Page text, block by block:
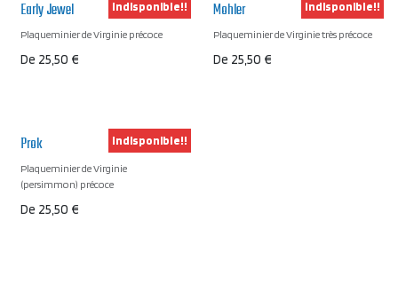
Early Jewel
Plaqueminier de Virginie précoce
De 25,50 €
Indisponible!! Mohler
Plaqueminier de Virginie très précoce
De 25,50 €
Indisponible!!
Prok
Plaqueminier de Virginie
(persimmon) précoce
De 25,50 €
Indisponible!!